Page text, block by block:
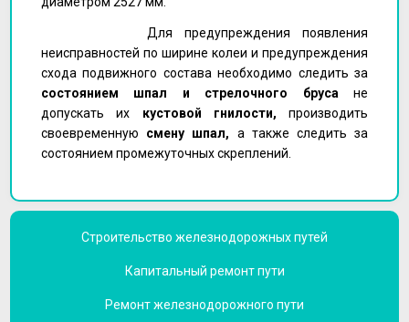
Строительство железнодорожных путей
Капитальный ремонт пути
Ремонт железнодорожного пути
Для предупреждения появления
неисправностей по ширине колеи и предупреждения
схода подвижного состава необходимо следить за
состоянием шпал и стрелочного бруса не
допускать их кустовой гнилости, производить
своевременную смену шпал, а также следить за
состоянием промежуточных скреплений.